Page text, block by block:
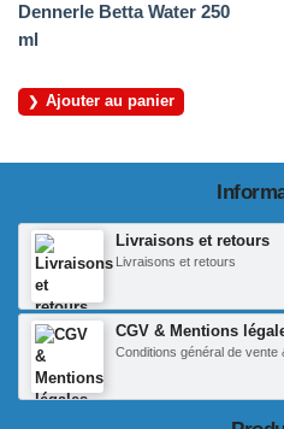
Dennerle Betta Water 250
ml
Ajouter au panier
Livraisons et retours
Livraisons et retours
CGV & Mentions
Conditions général de vente